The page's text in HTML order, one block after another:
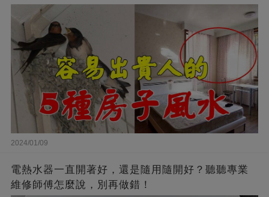
2024/01/09
電熱水器一直開著好，還是隨用隨開好？聽聽專業
維修師傅怎麼說，別再做錯！